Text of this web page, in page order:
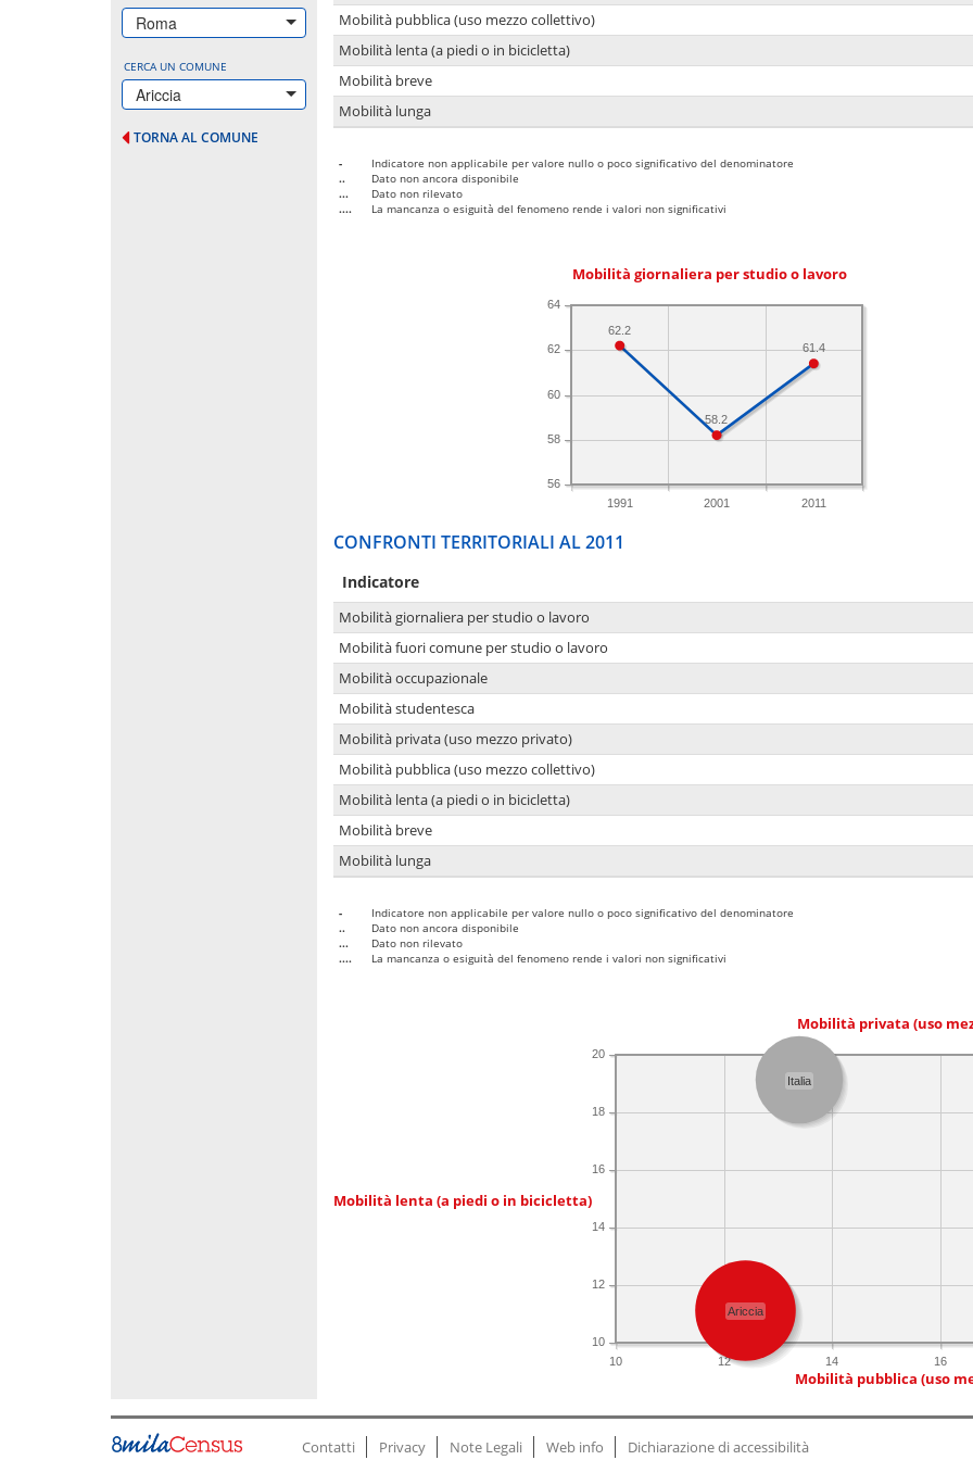
Roma
CERCA UN COMUNE
Ariccia
TORNA AL COMUNE
Mobilità pubblica (uso mezzo collettivo)
Mobilità lenta (a piedi o in bicicletta)
Mobilità breve
Mobilità lunga
-
Indicatore non applicabile per valore nullo o poco significativo del denominatore
..
Dato non ancora disponibile
...
Dato non rilevato
....
La mancanza o esiguità del fenomeno rende i valori non significativi
Mobilità giornaliera per studio o lavoro
1991 2001 2011
56
58
60
62
64
61.4
58.2
62.2
CONFRONTI TERRITORIALI AL 2011
Indicatore
Mobilità giornaliera per studio o lavoro
Mobilità fuori comune per studio o lavoro
Mobilità occupazionale
Mobilità studentesca
Mobilità privata (uso mezzo privato)
Mobilità pubblica (uso mezzo collettivo)
Mobilità lenta (a piedi o in bicicletta)
Mobilità breve
Mobilità lunga
-
Indicatore non applicabile per valore nullo o poco significativo del denominatore
..
Dato non ancora disponibile
...
Dato non rilevato
....
La mancanza o esiguità del fenomeno rende i valori non significativi
Mobilità privata (uso
Mobilità lenta (a piedi o in bicicletta)
10 12 14 16
10
12
14
16
18
20
Ariccia
Italia
Mobilità pubblica (uso
Contatti Privacy Note Legali Web info Dichiarazione di accessibilità